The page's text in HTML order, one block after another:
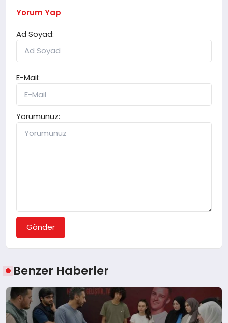
Yorum Yap
Ad Soyad:
E-Mail:
Yorumunuz:
Gönder
Benzer Haberler